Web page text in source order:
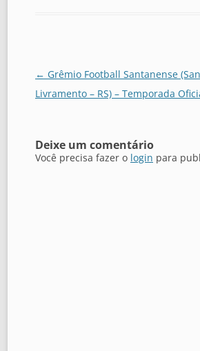
Navegação
de
← Grêmio Football Santanense
Livramento – RS) – Temporada
Deixe um comentário
Você precisa fazer o login para